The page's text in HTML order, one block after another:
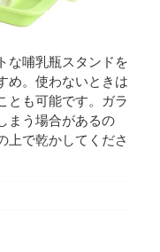
な哺乳瓶スタンドを
め。使わないときは
とも可能です。ガラ
まう場合があるの
上で乾かしてくださ